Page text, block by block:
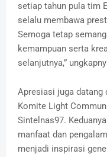
setiap tahun pula tim
selalu membawa
Semoga tetap
kemampuan serta
selanjutnya,”
Apresiasi juga datang
Komite Light
Sintelnas97.
manfaat dan
menjadi inspirasi